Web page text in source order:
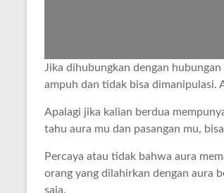
Jika dihubungkan dengan
ampuh dan tidak bisa dimanipulasi.
Apalagi jika kalian berdua
tahu aura mu dan pasangan mu,
Percaya atau tidak bahwa aura
orang yang dilahirkan dengan aura
saja.